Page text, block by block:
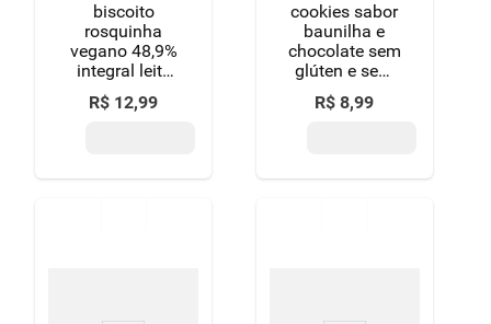
biscoito
rosquinha
vegano 48,9%
integral leite
condensado
sem adição de
R$ 12,99
cookies sabor
baunilha e
chocolate sem
glúten e sem
lactose belive
80g
R$ 8,99